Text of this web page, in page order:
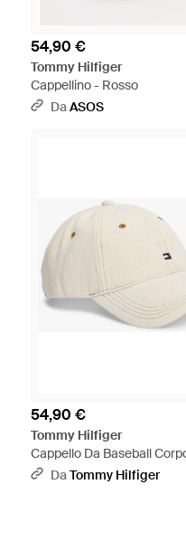
54,90 €
Tommy Hilfiger
Cappellino - Rosso
DaASOS
54,90 €
Tommy Hilfiger
Cappello Da Baseball
Neutro
DaTommy Hilfiger